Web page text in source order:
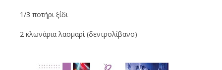
1/3 ποτήρι ξίδι
2 κλωνάρια λασμαρί (δεντρολίβανο)